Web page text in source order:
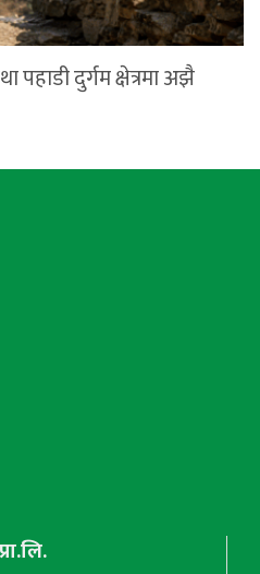
पहाडी दुर्गम क्षेत्रमा अझै